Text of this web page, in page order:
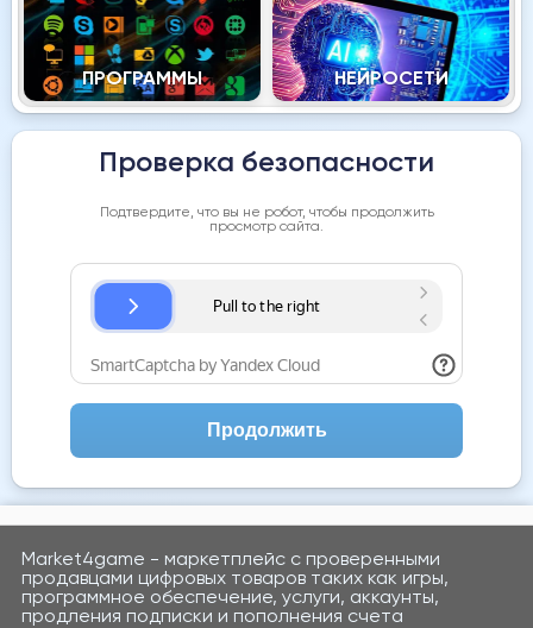
ПРОГРАММЫ НЕЙРОСЕТИ
Проверка безопасности
Подтвердите, что вы не робот, чтобы продолжить
просмотр сайта.
Продолжить
Market4game - маркетплейс с проверенными
продавцами цифровых товаров таких как игры,
программное обеспечение, услуги, аккаунты,
продления подписки и пополнения счета